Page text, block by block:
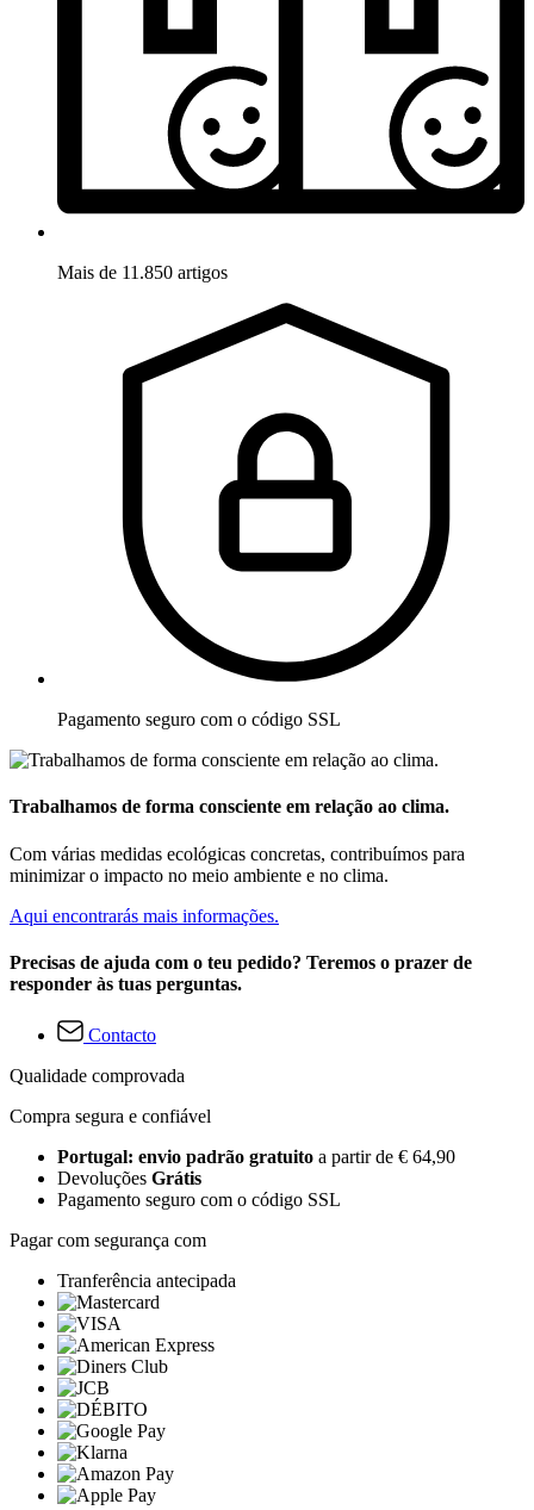
Mais de 11.850 artigos
Pagamento seguro com o código SSL
Trabalhamos de forma consciente em relação ao clima.
Com várias medidas ecológicas concretas, contribuímos para
minimizar o impacto no meio ambiente e no clima.
Aqui encontrarás mais informações.
Precisas de ajuda com o teu pedido? Teremos o prazer de
responder às tuas perguntas.
Contacto
Qualidade comprovada
Compra segura e confiável
Portugal: envio padrão gratuito a partir de € 64,90
Devoluções Grátis
Pagamento seguro com o código SSL
Pagar com segurança com
Tranferência antecipada